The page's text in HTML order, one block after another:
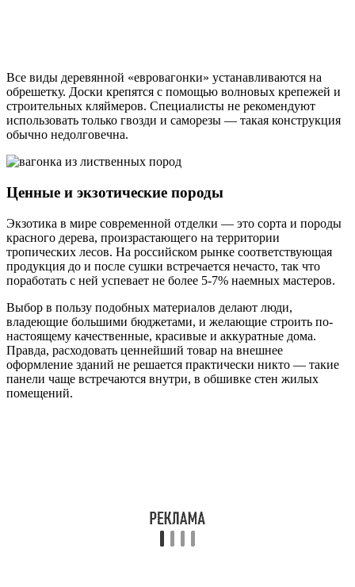
Все виды деревянной «евровагонки» устанавливаются на
обрешетку. Доски крепятся с помощью волновых крепежей и
строительных кляймеров. Специалисты не рекомендуют
использовать только гвозди и саморезы — такая конструкция
обычно недолговечна.
Ценные и экзотические породы
Экзотика в мире современной отделки — это сорта и породы
красного дерева, произрастающего на территории
тропических лесов. На российском рынке соответствующая
продукция до и после сушки встречается нечасто, так что
поработать с ней успевает не более 5-7% наемных мастеров.
Выбор в пользу подобных материалов делают люди,
владеющие большими бюджетами, и желающие строить по-
настоящему качественные, красивые и аккуратные дома.
Правда, расходовать ценнейший товар на внешнее
оформление зданий не решается практически никто — такие
панели чаще встречаются внутри, в обшивке стен жилых
помещений.